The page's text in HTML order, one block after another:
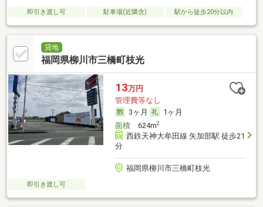
即引き渡し可 駐車場(近隣含) 駅から徒歩20分以内
貸地
福岡県柳川市三橋町枝光
13万円
管理費等なし
3ヶ月
1ヶ月
面積624m2
西鉄天神大牟田線 矢加部駅 徒歩21
分
福岡県柳川市三橋町枝光
即引き渡し可